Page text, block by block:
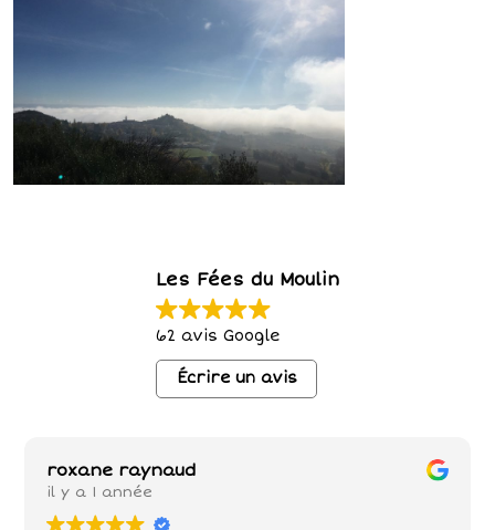
Les Fées du Moulin
62 avis Google
Écrire un avis
roxane raynaud
il y a 1 année